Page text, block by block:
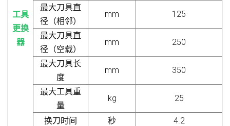
工具
更换
器
最大刀具直
径（相邻）
mm 125
最大刀具直
径（空载）
mm 250
最大刀具长
度
mm 350
最大工具重
量
kg 25
换刀时间 秒 4.2